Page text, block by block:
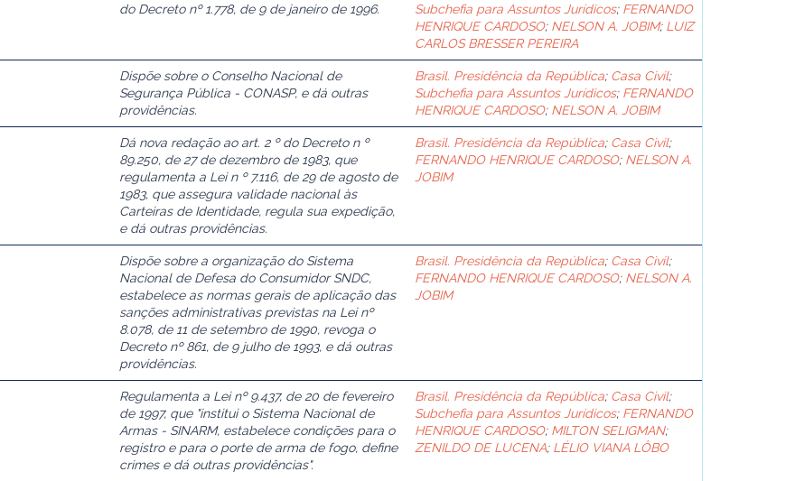
do Decreto nº 1.778, de 9 de janeiro de 1996.
Subchefia para Assuntos Jurídicos; FERNANDO
HENRIQUE CARDOSO; NELSON A. JOBIM; LUIZ
CARLOS BRESSER PEREIRA
Dispõe sobre o Conselho Nacional de
Segurança Pública - CONASP, e dá outras
providências.
Brasil. Presidência da República; Casa Civil;
Subchefia para Assuntos Jurídicos; FERNANDO
HENRIQUE CARDOSO; NELSON A. JOBIM
Dá nova redação ao art. 2 º do Decreto n º
89.250, de 27 de dezembro de 1983, que
regulamenta a Lei n º 7.116, de 29 de agosto de
1983, que assegura validade nacional às
Carteiras de Identidade, regula sua expedição,
e dá outras providências.
Brasil. Presidência da República; Casa Civil;
FERNANDO HENRIQUE CARDOSO; NELSON A.
JOBIM
Dispõe sobre a organização do Sistema
Nacional de Defesa do Consumidor SNDC,
estabelece as normas gerais de aplicação das
sanções administrativas previstas na Lei nº
8.078, de 11 de setembro de 1990, revoga o
Decreto nº 861, de 9 julho de 1993, e dá outras
providências.
Brasil. Presidência da República; Casa Civil;
FERNANDO HENRIQUE CARDOSO; NELSON A.
JOBIM
Regulamenta a Lei nº 9.437, de 20 de fevereiro
de 1997, que "institui o Sistema Nacional de
Armas - SINARM, estabelece condições para o
registro e para o porte de arma de fogo, define
crimes e dá outras providências".
Brasil. Presidência da República; Casa Civil;
Subchefia para Assuntos Jurídicos; FERNANDO
HENRIQUE CARDOSO; MILTON SELIGMAN;
ZENILDO DE LUCENA; LÉLIO VIANA LÔBO